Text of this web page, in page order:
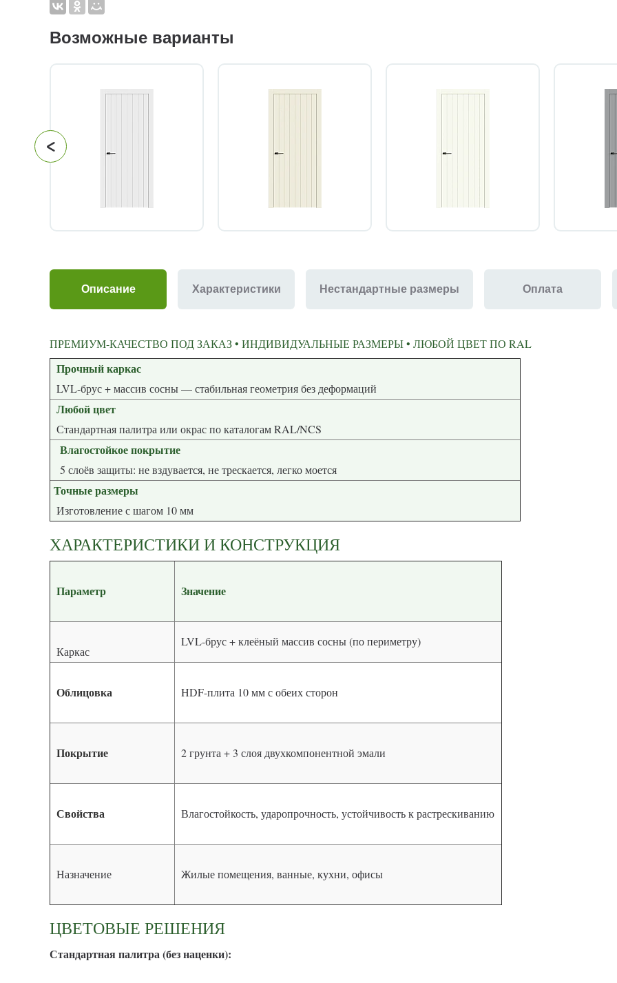
Возможные варианты
Описание Характеристики Нестандартные размеры Оплата
ПРЕМИУМ-КАЧЕСТВО ПОД ЗАКАЗ • ИНДИВИДУАЛЬНЫЕ РАЗМЕРЫ • ЛЮБОЙ ЦВЕТ ПО RAL
Прочный каркас
LVL-брус + массив сосны — стабильная геометрия без деформаций
Любой цвет
Стандартная палитра или окрас по каталогам RAL/NCS
Влагостойкое покрытие
5 слоёв защиты: не вздувается, не трескается, легко моется
Точные размеры
Изготовление с шагом 10 мм
ХАРАКТЕРИСТИКИ И КОНСТРУКЦИЯ
Параметр Значение
Каркас
LVL-брус + клеёный массив сосны (по периметру)
Облицовка HDF-плита 10 мм с обеих сторон
Покрытие 2 грунта + 3 слоя двухкомпонентной эмали
Свойства Влагостойкость, ударопрочность, устойчивость к растрескиванию
Назначение Жилые помещения, ванные, кухни, офисы
ЦВЕТОВЫЕ РЕШЕНИЯ
Стандартная палитра (без наценки):